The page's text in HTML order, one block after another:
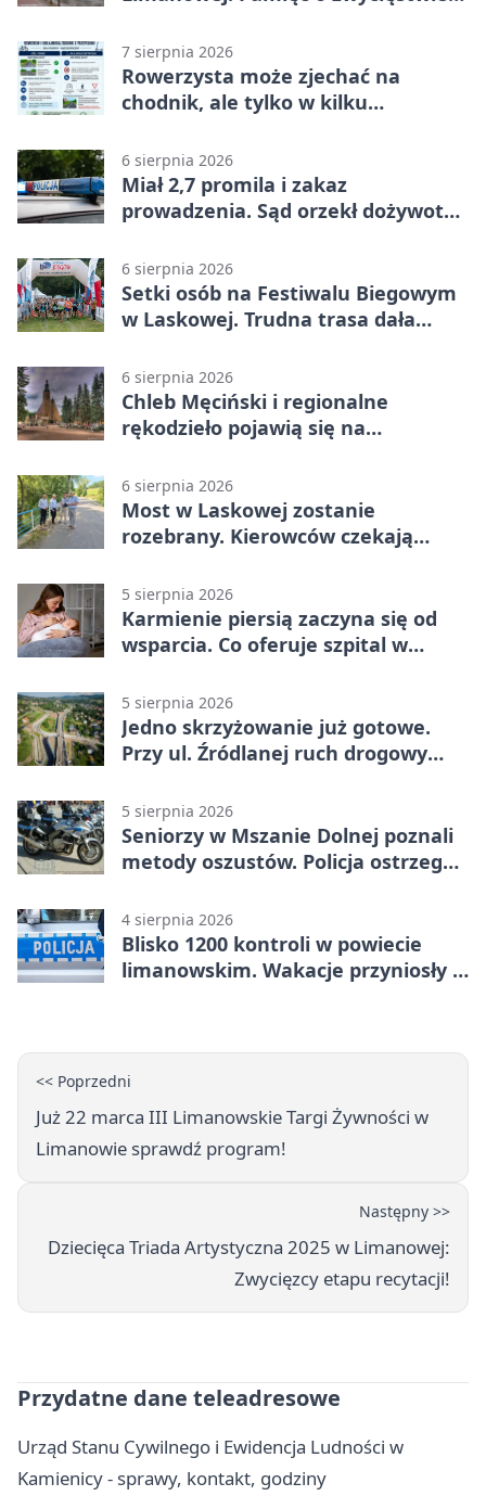
7 sierpnia 2026
Rowerzysta może zjechać na
chodnik, ale tylko w kilku
6 sierpnia 2026
Miał 2,7 promila i zakaz
prowadzenia. Sąd orzekł dożywotni
6 sierpnia 2026
Setki osób na Festiwalu Biegowym
w Laskowej. Trudna trasa dała
6 sierpnia 2026
Chleb Męciński i regionalne
rękodzieło pojawią się na
6 sierpnia 2026
Most w Laskowej zostanie
rozebrany. Kierowców czekają
5 sierpnia 2026
Karmienie piersią zaczyna się od
wsparcia. Co oferuje szpital w
5 sierpnia 2026
Jedno skrzyżowanie już gotowe.
Przy ul. Źródlanej ruch drogowy
5 sierpnia 2026
Seniorzy w Mszanie Dolnej poznali
metody oszustów. Policja ostrzega
4 sierpnia 2026
Blisko 1200 kontroli w powiecie
limanowskim. Wakacje przyniosły 9
<< Poprzedni
Już 22 marca III Limanowskie Targi Żywności w
Limanowie sprawdź program!
Następny >>
Dziecięca Triada Artystyczna 2025 w Limanowej:
Zwycięzcy etapu recytacji!
Przydatne dane teleadresowe
Urząd Stanu Cywilnego i Ewidencja Ludności w
Kamienicy - sprawy, kontakt, godziny